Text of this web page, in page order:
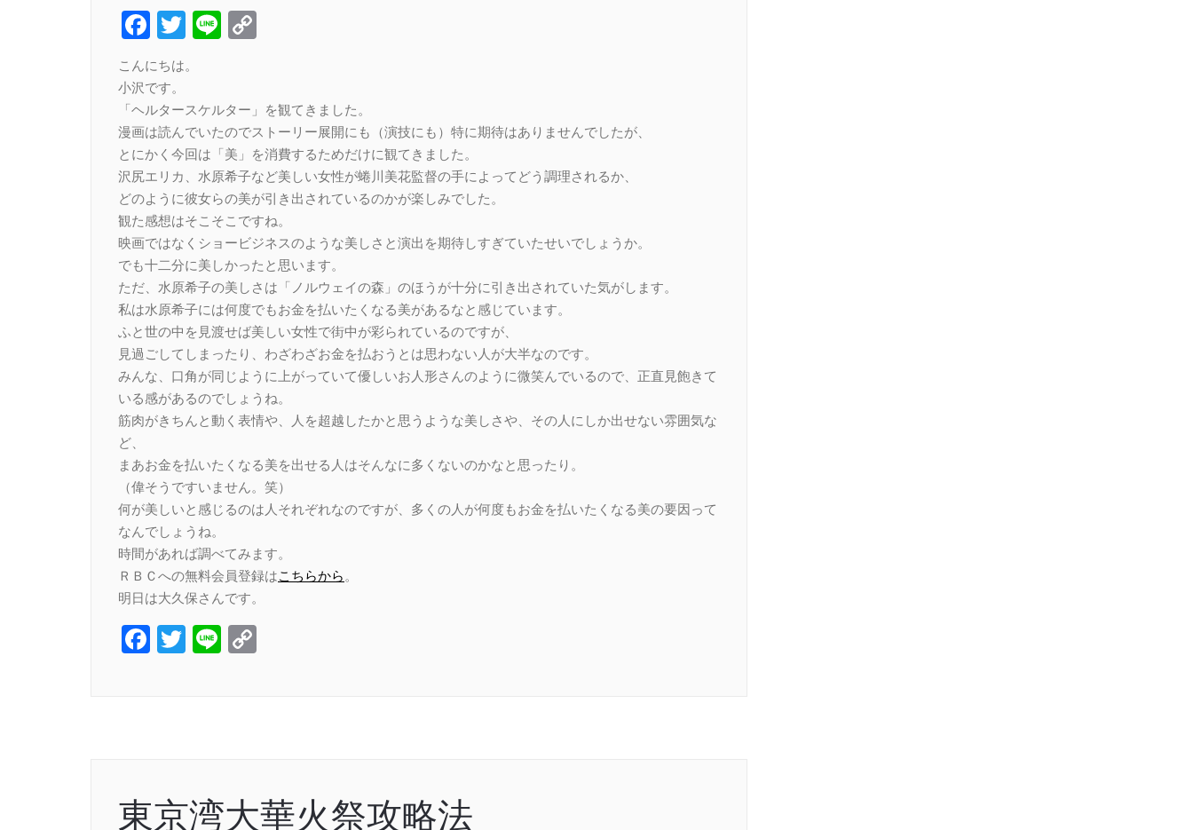
Facebook
Twitter
Line
こんにちは。
小沢です。
「ヘルタースケルター」を観てきました。
漫画は読んでいたのでストーリー展開にも（演技にも）特に期待はありませんでしたが、
とにかく今回は「美」を消費するためだけに観てきました。
沢尻エリカ、水原希子など美しい女性が蜷川美花監督の手によってどう調理されるか、
どのように彼女らの美が引き出されているのかが楽しみでした。
観た感想はそこそこですね。
映画ではなくショービジネスのような美しさと演出を期待しすぎていたせいでしょうか。
でも十二分に美しかったと思います。
ただ、水原希子の美しさは「ノルウェイの森」のほうが十分に引き出されていた気がします。
私は水原希子には何度でもお金を払いたくなる美があるなと感じています。
ふと世の中を見渡せば美しい女性で街中が彩られているのですが、
見過ごしてしまったり、わざわざお金を払おうとは思わない人が大半なのです。
みんな、口角が同じように上がっていて優しいお人形さんのように微笑んでいるので、正直見飽きて
いる感があるのでしょうね。
筋肉がきちんと動く表情や、人を超越したかと思うような美しさや、その人にしか出せない雰囲気な
ど、
まあお金を払いたくなる美を出せる人はそんなに多くないのかなと思ったり。
（偉そうですいません。笑）
何が美しいと感じるのは人それぞれなのですが、多くの人が何度もお金を払いたくなる美の要因って
なんでしょうね。
時間があれば調べてみます。
ＲＢＣへの無料会員登録はこちらから。
明日は大久保さんです。
Facebook
Twitter
Line
東京湾大華火祭攻略法